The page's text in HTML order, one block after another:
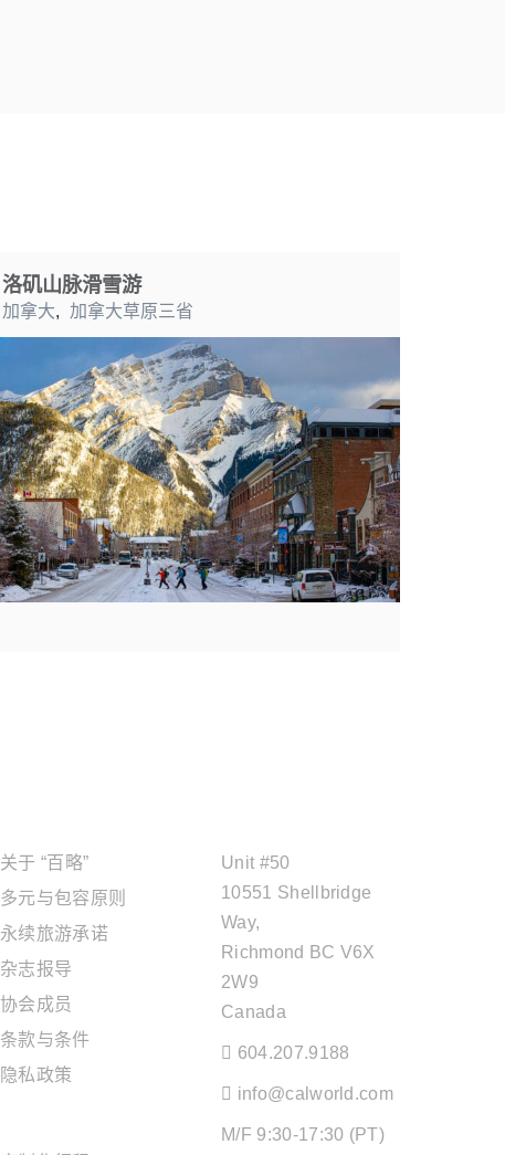
洛矶山脉滑雪游
加拿大, 加拿大草原三省
关于 “百略”
多元与包容原则
永续旅游承诺
杂志报导
协会成员
条款与条件
隐私政策
Unit #50
10551 Shellbridge
Way,
Richmond BC V6X
2W9
Canada
604.207.9188
info@calworld.com
M/F 9:30-17:30 (PT)